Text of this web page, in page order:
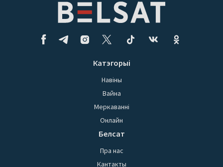
Катэгорыі
Навіны
Вайна
Меркаванні
Онлайн
Белсат
Пра нас
Кантакты